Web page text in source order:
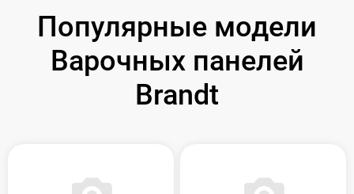
Популярные модели
Варочных панелей
Brandt